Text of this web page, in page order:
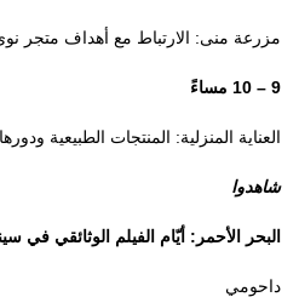
مزرعة منى: الارتباط مع أهداف متجر
9 – 10 مساءً
العناية المنزلية: المنتجات الطبيعية
شاهدوا
البحر الأحمر: أيّام الفيلم الوثائقي في
داحومي